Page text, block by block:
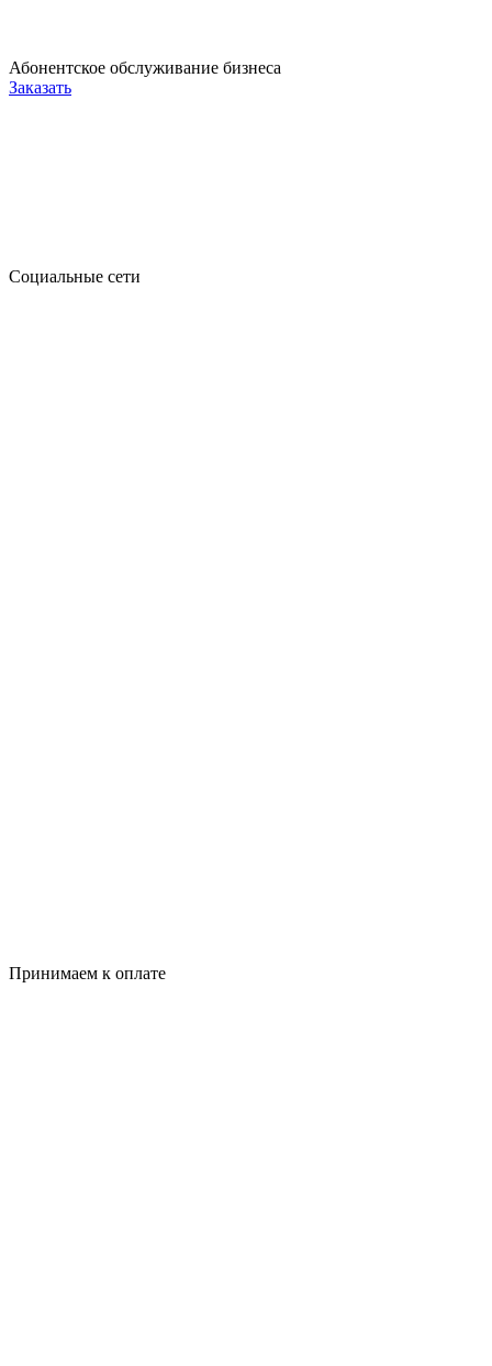
Абонентское обслуживание бизнеса
Заказать
Социальные сети
Принимаем к оплате